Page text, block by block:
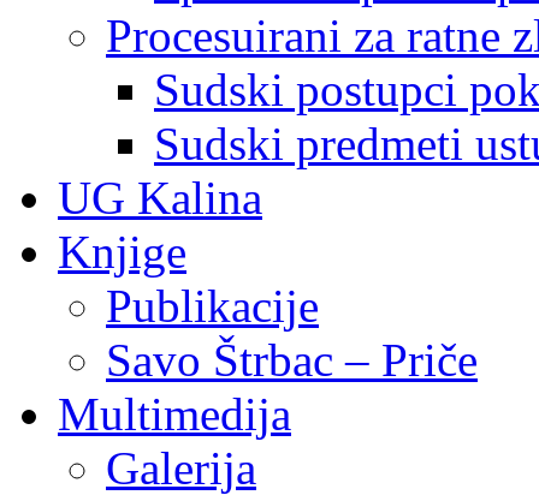
Procesuirani za ratne
Sudski postupci
Sudski predmeti
UG Kalina
Knjige
Publikacije
Savo Štrbac – Priče
Multimedija
Galerija